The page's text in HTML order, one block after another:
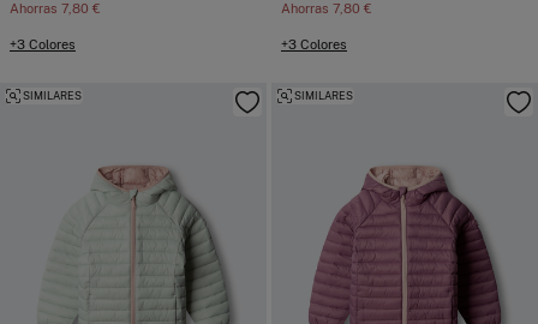
Ahorras 7,80 €
+3 Colores
Ahorras 7,80 €
+3 Colores
SIMILARES SIMILARES